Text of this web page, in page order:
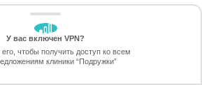
ЗАБЕРИТЕ СКИДКУ
1790 ₽
У вас включен VPN?
чтобы получить доступ ко всем
клиники “Подружки”